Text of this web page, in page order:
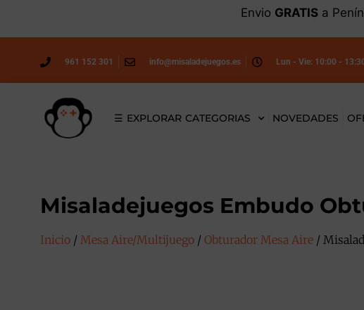
Envio GRATIS a
961 152 301 info@misaladejuegos.es Lun - Vie: 10:00 -
☰ EXPLORAR CATEGORIAS NOVEDADES
Misaladejuegos Embudo
Inicio / Mesa Aire/Multijuego / Obturador Mesa Aire /